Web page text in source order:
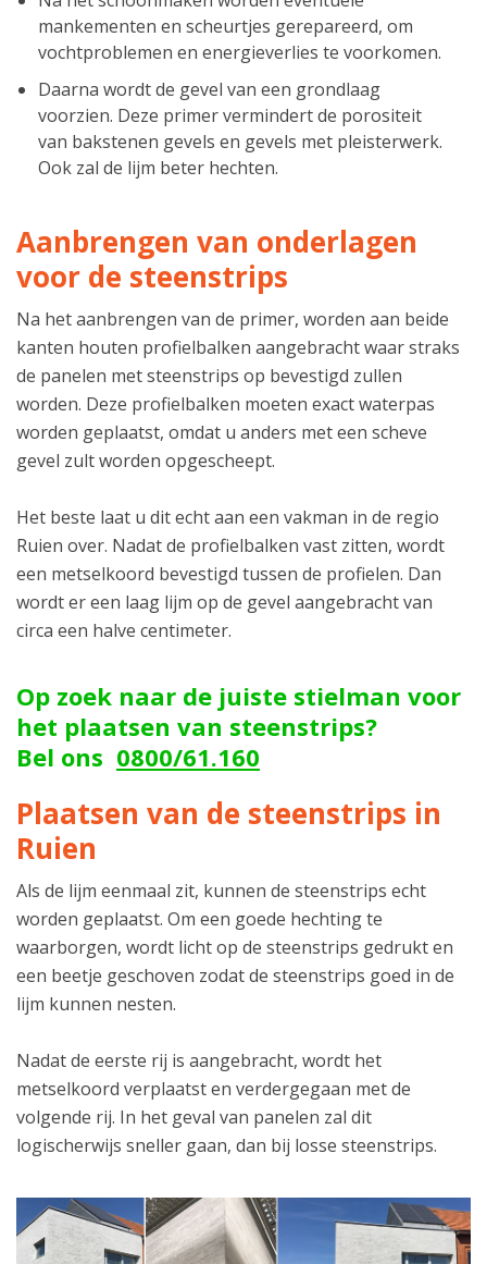
mankementen en scheurtjes gerepareerd, om
vochtproblemen en energieverlies te voorkomen.
Daarna wordt de gevel van een grondlaag
voorzien. Deze primer vermindert de porositeit
van bakstenen gevels en gevels met pleisterwerk.
Ook zal de lijm beter hechten.
Aanbrengen van onderlagen
voor de steenstrips
Na het aanbrengen van de primer, worden aan beide
kanten houten profielbalken aangebracht waar straks
de panelen met steenstrips op bevestigd zullen
worden. Deze profielbalken moeten exact waterpas
worden geplaatst, omdat u anders met een scheve
gevel zult worden opgescheept.
Het beste laat u dit echt aan een vakman in de regio
Ruien over. Nadat de profielbalken vast zitten, wordt
een metselkoord bevestigd tussen de profielen. Dan
wordt er een laag lijm op de gevel aangebracht van
circa een halve centimeter.
Op zoek naar de juiste stielman voor
het plaatsen van steenstrips?
Bel ons 0800/61.160
Plaatsen van de steenstrips in
Ruien
Als de lijm eenmaal zit, kunnen de steenstrips echt
worden geplaatst. Om een goede hechting te
waarborgen, wordt licht op de steenstrips gedrukt en
een beetje geschoven zodat de steenstrips goed in de
lijm kunnen nesten.
Nadat de eerste rij is aangebracht, wordt het
metselkoord verplaatst en verdergegaan met de
volgende rij. In het geval van panelen zal dit
logischerwijs sneller gaan, dan bij losse steenstrips.